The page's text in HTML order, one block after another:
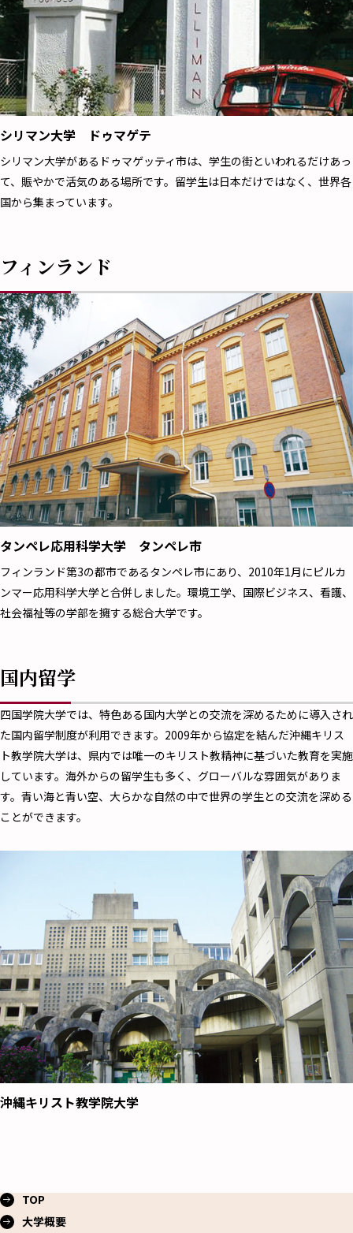
シリマン大学 ドゥマゲテ
シリマン大学があるドゥマゲッティ市は、学生の街といわれるだけあっ
て、賑やかで活気のある場所です。留学生は日本だけではなく、世界各
国から集まっています。
フィンランド
タンペレ応用科学大学 タンペレ市
フィンランド第3の都市であるタンペレ市にあり、2010年1月にピルカ
ンマー応用科学大学と合併しました。環境工学、国際ビジネス、看護、
社会福祉等の学部を擁する総合大学です。
国内留学
四国学院大学では、特色ある国内大学との交流を深めるために導入され
た国内留学制度が利用できます。2009年から協定を結んだ沖縄キリス
ト教学院大学は、県内では唯一のキリスト教精神に基づいた教育を実施
しています。海外からの留学生も多く、グローバルな雰囲気がありま
す。青い海と青い空、大らかな自然の中で世界の学生との交流を深める
ことができます。
沖縄キリスト教学院大学
TOP
大学概要